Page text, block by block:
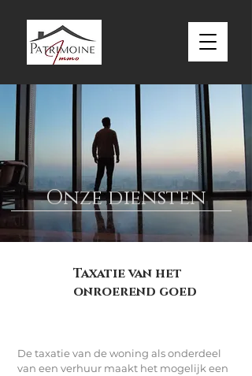
Onze diensten
Taxatie van het
onroerend goed
De taxatie van de woning als onderdeel
van een verhuur maakt het mogelijk een